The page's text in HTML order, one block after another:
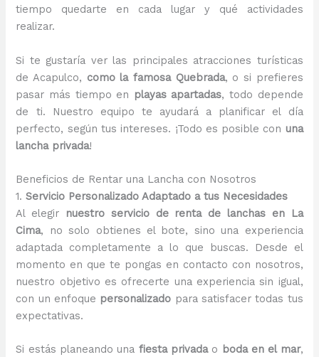
tiempo quedarte en cada lugar y qué actividades
realizar.
Si te gustaría ver las principales atracciones turísticas
de Acapulco, como la famosa Quebrada, o si prefieres
pasar más tiempo en playas apartadas, todo depende
de ti. Nuestro equipo te ayudará a planificar el día
perfecto, según tus intereses. ¡Todo es posible con una
lancha privada!
Beneficios de Rentar una Lancha con Nosotros
1.Servicio Personalizado Adaptado a tus Necesidades
Al elegir
nuestro servicio de renta de lanchas en La
Cima, no solo obtienes el bote, sino una experiencia
adaptada completamente a lo que buscas. Desde el
momento en que te pongas en contacto con nosotros,
nuestro objetivo es ofrecerte una experiencia sin igual,
con un enfoque personalizado para satisfacer todas tus
expectativas.
Si estás planeando una fiesta privadao boda en el mar,